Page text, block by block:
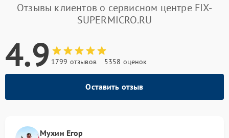
Отзывы клиентов о сервисном центре FIX-
SUPERMICRO.RU
4.9 1799 отзывов 5358 оценок
Оставить отзыв
Мухин Егор